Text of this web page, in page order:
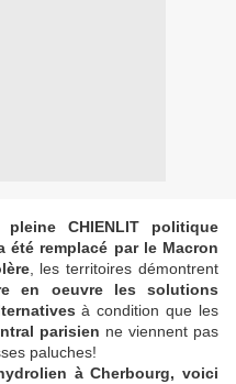
CHIENLIT politique
remplacé par le Macron
, les territoires démontrent
en oeuvre les solutions
à condition que les
parisien ne viennent pas
paluches!
à Cherbourg, voici